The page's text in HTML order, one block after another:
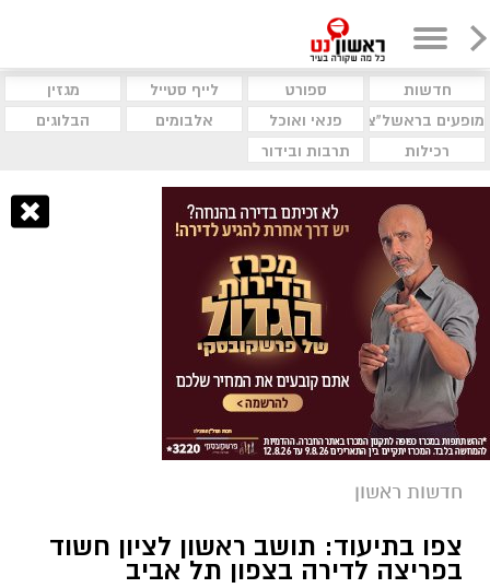
חדשות ספורט לייף סטייל
מגזין
מופעים בראשל"צ
פנאי ואוכל אלבומים
הבלוגים
רכילות
תרבות ובידור
חדשות ראשון
צפו בתיעוד: תושב ראשון לציון חשוד
בפריצה לדירה בצפון תל אביב